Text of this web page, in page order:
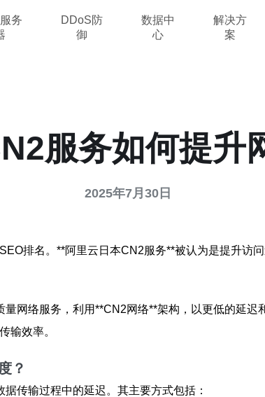
务
DDoS防
御
数据中
心
解决方
案
服务如何提升
2025年7月30日
排名。**阿里云日本CN2服务**被认为是提升访
网络服务，利用**CN2网络**架构，以更低的延
输效率。
？
据传输过程中的延迟。其主要方式包括：